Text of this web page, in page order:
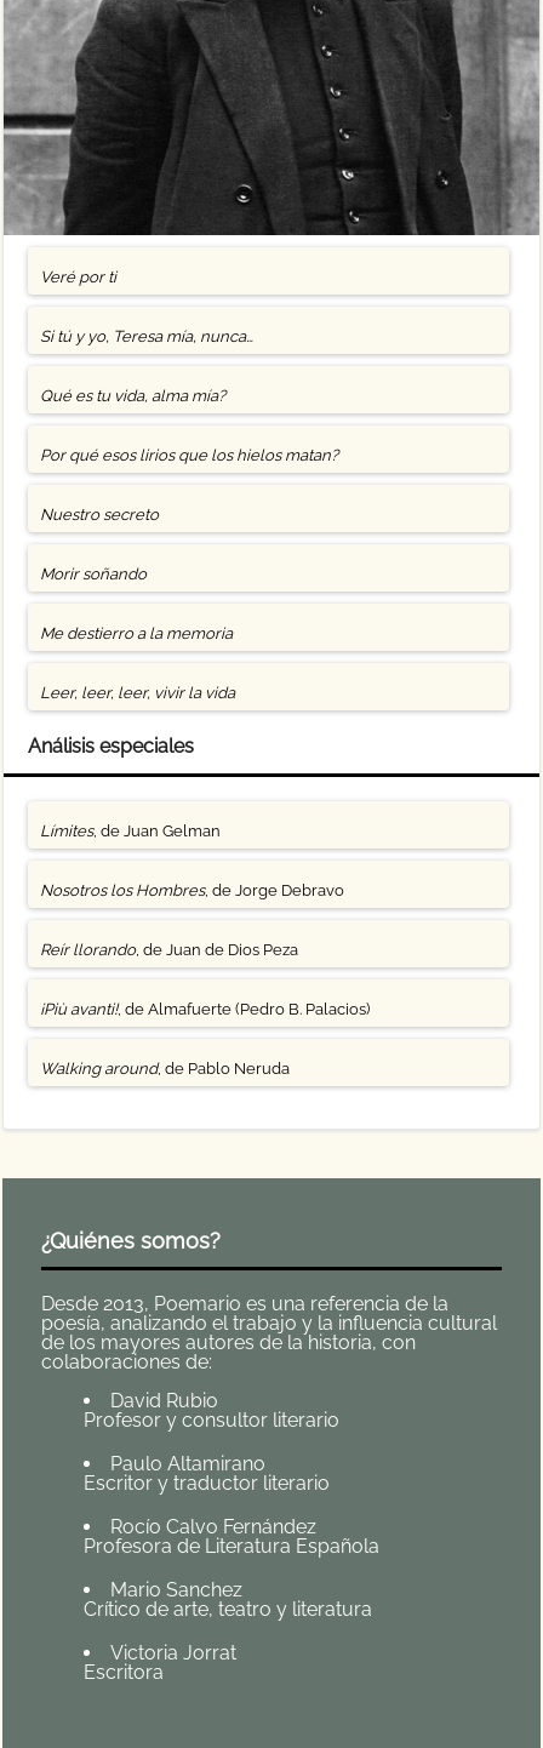
Veré por ti
Si tú y yo, Teresa mía, nunca…
Qué es tu vida, alma mía?
Por qué esos lirios que los hielos matan?
Nuestro secreto
Morir soñando
Me destierro a la memoria
Leer, leer, leer, vivir la vida
Análisis especiales
Límites, de Juan Gelman
Nosotros los Hombres, de Jorge Debravo
Reír llorando, de Juan de Dios Peza
¡Più avanti!, de Almafuerte (Pedro B. Palacios)
Walking around, de Pablo Neruda
¿Quiénes somos?
Desde 2013, Poemario es una referencia de la
poesía, analizando el trabajo y la influencia cultural
de los mayores autores de la historia, con
colaboraciones de:
David Rubio
Profesor y consultor literario
Paulo Altamirano
Escritor y traductor literario
Rocío Calvo Fernández
Profesora de Literatura Española
Mario Sanchez
Crítico de arte, teatro y literatura
Victoria Jorrat
Escritora